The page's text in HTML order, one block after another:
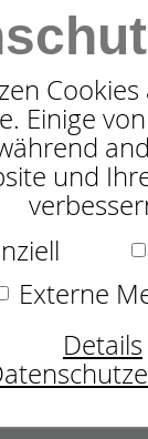
Einige
und
Externe
Details
CTS